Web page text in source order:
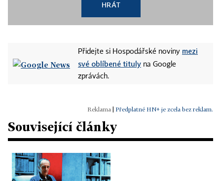
HRÁT
Přidejte si Hospodářské noviny mezi
své oblíbené tituly na Google
zprávách.
Předplatné HN+ je zcela bez reklam.
Související články